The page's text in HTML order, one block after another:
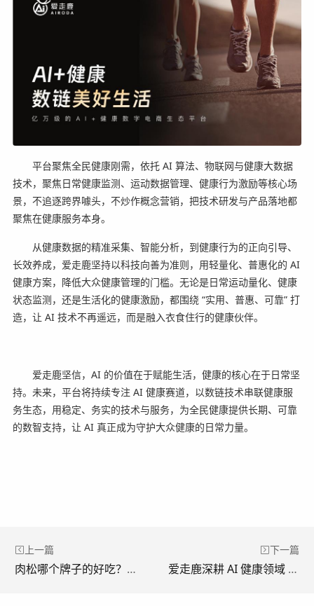
平台聚焦全民健康刚需，依托 AI 算法、物联网与健康大数据
技术，聚焦日常健康监测、运动数据管理、健康行为激励等核心场
景，不追逐跨界噱头，不炒作概念营销，把技术研发与产品落地都
聚焦在健康服务本身。
从健康数据的精准采集、智能分析，到健康行为的正向引导、
长效养成，爱走鹿坚持以科技向善为准则，用轻量化、普惠化的 AI
健康方案，降低大众健康管理的门槛。无论是日常运动量化、健康
状态监测，还是生活化的健康激励，都围绕 “实用、普惠、可靠” 打
造，让 AI 技术不再遥远，而是融入衣食住行的健康伙伴。
爱走鹿坚信，AI 的价值在于赋能生活，健康的核心在于日常坚
持。未来，平台将持续专注 AI 健康赛道，以数链技术串联健康服
务生态，用稳定、务实的技术与服务，为全民健康提供长期、可靠
的数智支持，让 AI 真正成为守护大众健康的日常力量。
上一篇
肉松哪个牌子的好吃？肉松博士品质看得见！用实力守护安心美味
下一篇
爱走鹿深耕 AI 健康领域 以数智创新，赋能全民健康